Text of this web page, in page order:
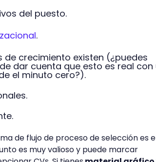
del puesto.
.
crecimiento existen (¿puedes
dar cuenta que esto es real con
el minuto cero?).
de flujo de proceso de selección es
es muy valioso y puede marcar